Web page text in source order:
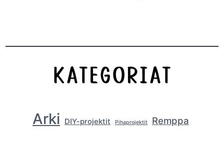
Arki DIY-projektit Pihaprojektit Remppa